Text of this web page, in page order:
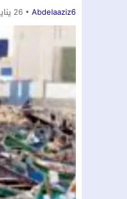
Abdelaaziz6 26 يناير 2025